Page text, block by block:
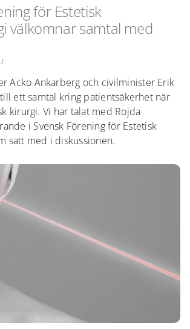
för Estetisk
välkomnar samtal med
Acko Ankarberg och civilminister Erik
ett samtal kring patientsäkerhet när
kirurgi. Vi har talat med Rojda
i Svensk Förening för Estetisk
satt med i diskussionen.